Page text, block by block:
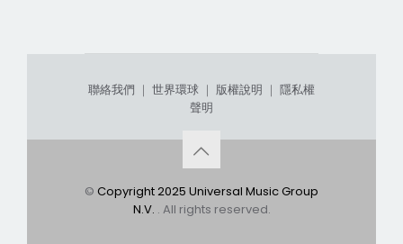
聯絡我們 ｜ 世界環球 ｜ 版權說明 ｜ 隱私權
聲明
© Copyright 2025 Universal Music Group
N.V. . All rights reserved.